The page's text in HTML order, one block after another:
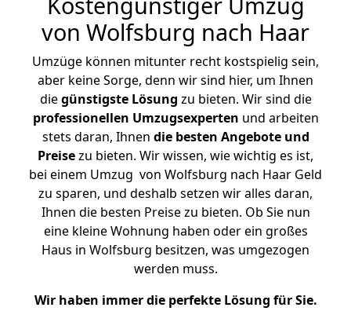
von Wolfsburg nach Haar
Umzüge können mitunter recht kostspielig sein,
aber keine Sorge, denn wir sind hier, um Ihnen
diegünstigste Lösung zu bieten. Wir sind die
professionellen Umzugsexperten und arbeiten
stets daran, Ihnen die besten Angebote und
Preisezu bieten. Wir wissen, wie wichtig es ist,
bei einem Umzug von Wolfsburg nach Haar Geld
zu sparen, und deshalb setzen wir alles daran,
Ihnen die besten Preise zu bieten. Ob Sie nun
eine kleine Wohnung haben oder ein großes
Haus in Wolfsburg besitzen, was umgezogen
werden muss.
Wir haben immer die perfekte Lösung für Sie.